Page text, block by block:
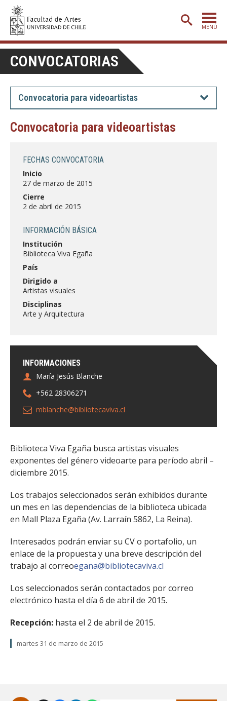
MENÚ
PORTADA
ADMISIÓN
ETAPA BÁSICA
CARRERAS
POSTGRADO
DEPARTAMENTOS
FACULTAD
Estudiantes
CONVOCATORIAS
Convocatoria para videoartistas
Convocatoria para videoartistas
INFORMACIONES
María Jesús Blanche
+562 28306271
mblanche@bibliotecaviva.cl
FECHAS CONVOCATORIA
Inicio
27 de marzo de 2015
Cierre
2 de abril de 2015
INFORMACIÓN BÁSICA
Institución
Biblioteca Viva Egaña
País
Dirigido a
Artistas visuales
Disciplinas
Arte y Arquitectura
Biblioteca Viva Egaña busca artistas visuales
exponentes del género videoarte para período abril –
diciembre 2015.
Los trabajos seleccionados serán exhibidos durante
un mes en las dependencias de la biblioteca ubicada
en Mall Plaza Egaña (Av. Larraín 5862, La Reina).
Interesados podrán enviar su CV o portafolio, un
enlace de la propuesta y una breve descripción del
trabajo al correoegana@bibliotecaviva.cl
Los seleccionados serán contactados por correo
electrónico hasta el día 6 de abril de 2015.
Recepción: hasta el 2 de abril de 2015.
martes 31 de marzo de 2015